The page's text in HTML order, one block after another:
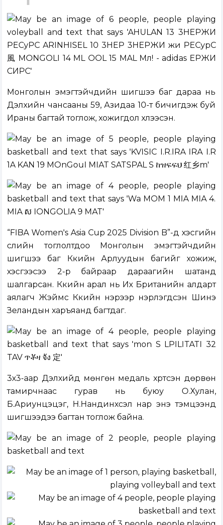
Монголын эмэгтэйчүүдийн шигшээ баг дараа нь
Дэлхийн чансааны 59, Азидаа 10-т бичигдэж буй
Ираны багтай тоглож, хожигдол хүлээсэн.
“FIBA Women's Asia Cup 2025 Division B”-д хэсгийн
сүүлийн тоглолтдоо Монголын эмэгтэйчүүдийн
шигшээ баг Күүкийн Арлуудын багийг хожиж,
хэсгээсээ 2-р байраар дараагийн шатанд
шалгарсан. Күкийн арал нь Их Британийн алдарт
аялагч Жэймс Күкийн нэрээр нэрлэгдсэн Шинэ
Зеландын харъяанд багтдаг.
3х3-аар Дэлхийд мөнгөн медаль хүртсэн дөрвөн
тамирчнаас гурав нь буюу О.Хулан,
Б.Ариунцэцэг, Н.Нандинхүсэл нар энэ тэмцээнд
шигшээдээ багтан тоглож байна.